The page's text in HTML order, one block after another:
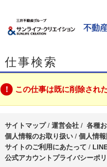
仕事検索
この仕事は既に削除され
サイトマップ/ 運営会社 / 各種
個人情報のお取り扱い / 個人情
サイトのご利用にあたって /
公式アカウントプライバシーポ